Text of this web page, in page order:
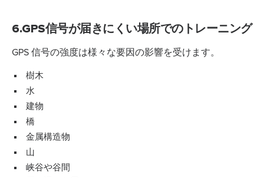
6.GPS信号が届きにくい場所でのトレーニング
GPS 信号の強度は様々な要因の影響を受けます。
樹木
水
建物
橋
金属構造物
山
峡谷や谷間